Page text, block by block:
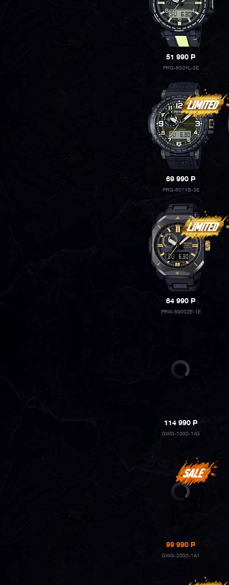
51 990P
PRG-650YL-3E
69 990P
PRG-601YB-3E
64 990P
PRW-6900ZE-1E
114 990P
GWG-1000-1A3
99 990P
GWG-2000-1A1